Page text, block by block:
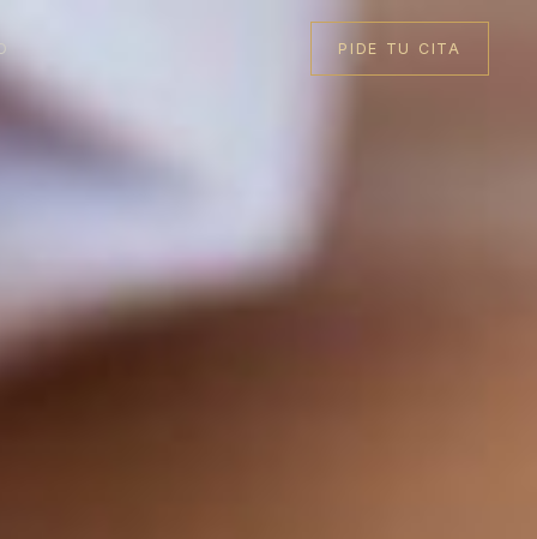
PIDE TU CITA